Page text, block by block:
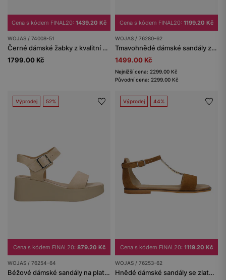
Cena s kódem FINAL20: 1439.20 Kč
WOJAS / 74008-51
Černé dámské žabky z kvalitní hladké kůže
1799.00 Kč
Cena s kódem FINAL20: 1199.20 Kč
WOJAS / 76280-62
Tmavohnědé dámské sandály ze štípenky
1499.00 Kč
Nejnižší cena: 2299.00 Kč
Původní cena: 2299.00 Kč
Výprodej 52%
Cena s kódem FINAL20: 879.20 Kč
WOJAS / 76254-64
Béžové dámské sandály na platformě s klínkovým podpatkem
Výprodej 44%
Cena s kódem FINAL20: 1119.20 Kč
WOJAS / 76253-62
Hnědé dámské sandály se zlatou ozdobou